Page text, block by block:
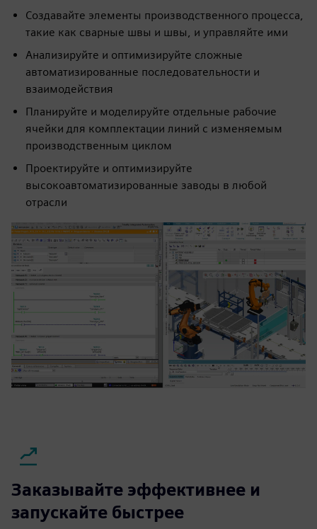
Создавайте элементы производственного процесса,
такие как сварные швы и швы, и управляйте ими
Анализируйте и оптимизируйте сложные
автоматизированные последовательности и
взаимодействия
Планируйте и моделируйте отдельные рабочие
ячейки для комплектации линий с изменяемым
производственным циклом
Проектируйте и оптимизируйте
высокоавтоматизированные заводы в любой
отрасли
Заказывайте эффективнее и
запускайте быстрее